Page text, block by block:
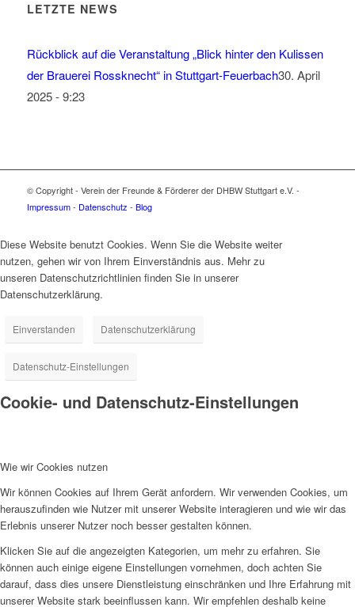
LETZTE NEWS
Rückblick auf die Veranstaltung „Blick hinter den Kulissen
der Brauerei Rossknecht“ in Stuttgart-Feuerbach30. April
2025 - 9:23
© Copyright - Verein der Freunde & Förderer der DHBW Stuttgart e.V. -
Impressum- Datenschutz - Blog
Diese Website benutzt Cookies. Wenn Sie die Website weiter
nutzen, gehen wir von Ihrem Einverständnis aus. Mehr zu
unseren Datenschutzrichtlinien finden Sie in unserer
Datenschutzerklärung.
Einverstanden Datenschutzerklärung
Datenschutz-Einstellungen
Cookie- und Datenschutz-Einstellungen
Wie wir Cookies nutzen
Wir können Cookies auf Ihrem Gerät anfordern. Wir verwenden Cookies, um
herauszufinden wie Nutzer mit unserer Website interagieren und wie wir das
Erlebnis unserer Nutzer noch besser gestalten können.
Klicken Sie auf die angezeigten Kategorien, um mehr zu erfahren. Sie
können auch einige eigene Einstellungen vornehmen, doch achten Sie
darauf, dass dies unsere Dienstleistung einschränken und Ihre Erfahrung mit
unserer Website stark beeinflussen kann. Wir empfehlen deshalb keine